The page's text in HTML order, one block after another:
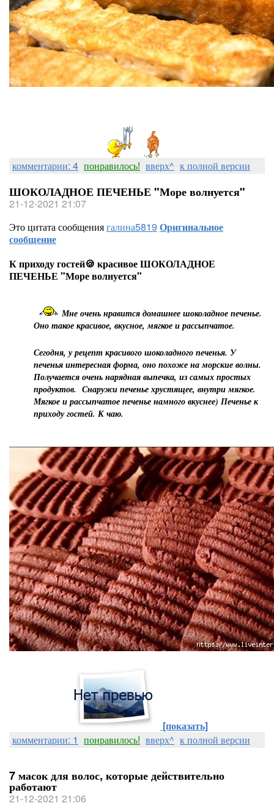
комментарии: 4 понравилось! вверх^ к полной версии
ШОКОЛАДНОЕ ПЕЧЕНЬЕ "Море волнуется"
21-12-2021 21:07
Это цитата сообщениягалина5819 Оригинальное
сообщение
К приходу гостей🍪 красивое ШОКОЛАДНОЕ
ПЕЧЕНЬЕ "Море волнуется"
Мне очень нравится домашнее шоколадное печенье.
Оно такое красивое, вкусное, мягкое и рассыпчатое.
Сегодня, у рецепт красивого шоколадного печенья. У
печенья интересная форма, оно похоже на морские волны.
Получается очень нарядная выпечка, из самых простых
продуктов. Снаружи печенье хрустящее, внутри мягкое.
Мягкое и рассыпчатое печенье намного вкуснее) Печенье к
приходу гостей. К чаю.
[показать]
комментарии: 1 понравилось! вверх^ к полной версии
7 масок для волос, которые действительно
работают
21-12-2021 21:06